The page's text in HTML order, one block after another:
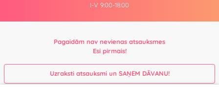
I-V 9:00-18:00
Pagaidām nav nevienas atsauksmes
Esi pirmais!
Uzraksti atsauksmi un SAŅEM DĀVANU!